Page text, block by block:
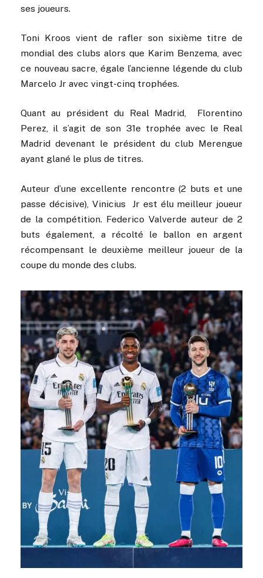
ses joueurs.
Toni Kroos vient de rafler son sixième titre de
mondial des clubs alors que Karim Benzema, avec
ce nouveau sacre, égale l’ancienne légende du club
Marcelo Jr avec vingt-cinq trophées.
Quant au président du Real Madrid, Florentino
Perez, il s’agit de son 31e trophée avec le Real
Madrid devenant le président du club Merengue
ayant glané le plus de titres.
Auteur d’une excellente rencontre (2 buts et une
passe décisive), Vinicius Jr est élu meilleur joueur
de la compétition. Federico Valverde auteur de 2
buts également, a récolté le ballon en argent
récompensant le deuxième meilleur joueur de la
coupe du monde des clubs.